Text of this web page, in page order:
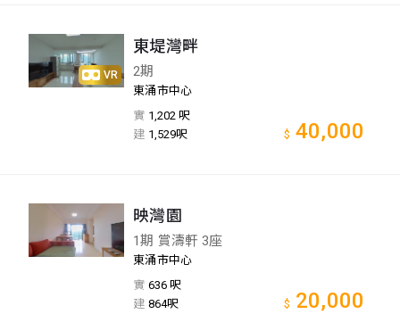
VR
東堤灣畔
2期
東涌市中心
實 1,202 呎
建 1,529呎 $ 40,000
映灣園
1期 賞濤軒 3座
東涌市中心
實 636 呎
建 864呎 $ 20,000